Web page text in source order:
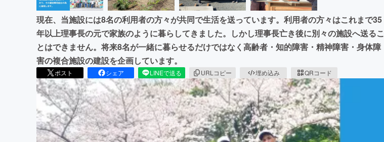
現在、当施設には8名の利用者の方々が共同で生活を送っています。利用者の方々はこれまで35
年以上理事長の元で家族のように暮らしてきました。しかし理事長亡き後に別々の施設へ送るこ
とはできません。将来8名が一緒に暮らせるだけではなく高齢者・知的障害・精神障害・身体障
害の複合施設の建設を企画しています。
ポスト シェア LINEで送る URLコピー 埋め込み QRコード